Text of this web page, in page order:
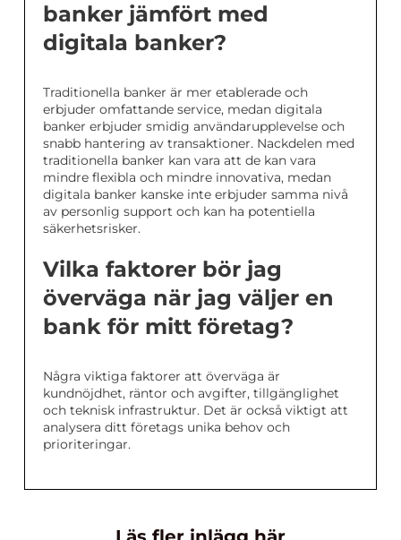
banker jämfört med
digitala banker?
Traditionella banker är mer etablerade och
erbjuder omfattande service, medan digitala
banker erbjuder smidig användarupplevelse och
snabb hantering av transaktioner. Nackdelen med
traditionella banker kan vara att de kan vara
mindre flexibla och mindre innovativa, medan
digitala banker kanske inte erbjuder samma nivå
av personlig support och kan ha potentiella
säkerhetsrisker.
Vilka faktorer bör jag
överväga när jag väljer en
bank för mitt företag?
Några viktiga faktorer att överväga är
kundnöjdhet, räntor och avgifter, tillgänglighet
och teknisk infrastruktur. Det är också viktigt att
analysera ditt företags unika behov och
prioriteringar.